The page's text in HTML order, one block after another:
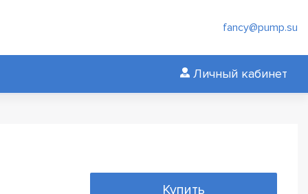
fancy@pump.su
Личный кабинет
Купить